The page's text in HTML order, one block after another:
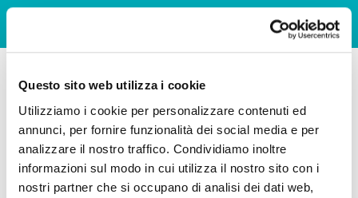
Questo sito web utilizza i cookie
Utilizziamo i cookie per personalizzare contenuti ed
annunci, per fornire funzionalità dei social media e per
analizzare il nostro traffico. Condividiamo inoltre
informazioni sul modo in cui utilizza il nostro sito con i
nostri partner che si occupano di analisi dei dati web,